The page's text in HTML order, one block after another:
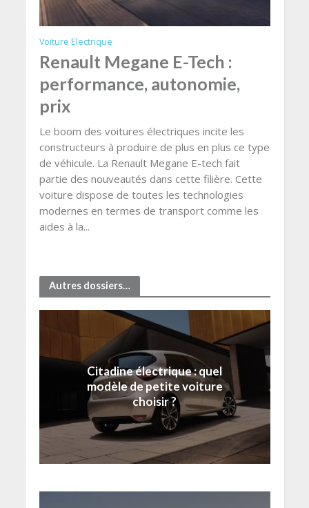
Voiture Electrique
Renault Megane E-Tech :
performance, autonomie,
prix
Le boom des voitures électriques incite les
constructeurs à produire de plus en plus ce type
de véhicule. La Renault Megane E-tech fait
partie des nouveautés dans cette filière. Cette
voiture dispose de toutes les technologies
modernes en termes de transport comme les
aides à la...
Autres dossiers…
Citadine électrique : quel
modèle de petite voiture
choisir ?